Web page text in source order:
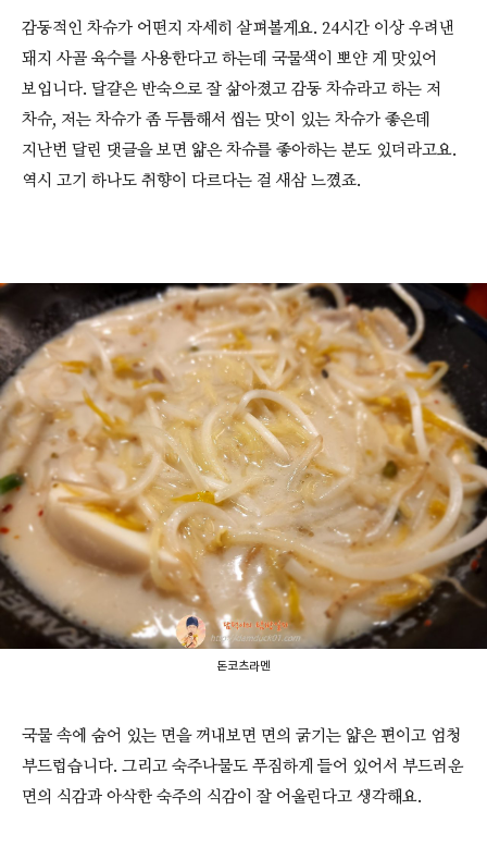
감동적인 차슈가 어떤지 자세히 살펴볼게요. 24시간 이상 우려낸
돼지 사골 육수를 사용한다고 하는데 국물색이 뽀얀 게 맛있어
보입니다. 달걀은 반숙으로 잘 삶아졌고 감동 차슈라고 하는 저
차슈, 저는 차슈가 좀 두툼해서 씹는 맛이 있는 차슈가 좋은데
지난번 달린 댓글을 보면 얇은 차슈를 좋아하는 분도 있더라고요.
역시 고기 하나도 취향이 다르다는 걸 새삼 느꼈죠.
돈코츠라멘
국물 속에 숨어 있는 면을 꺼내보면 면의 굵기는 얇은 편이고 엄청
부드럽습니다. 그리고 숙주나물도 푸짐하게 들어 있어서 부드러운
면의 식감과 아삭한 숙주의 식감이 잘 어울린다고 생각해요.